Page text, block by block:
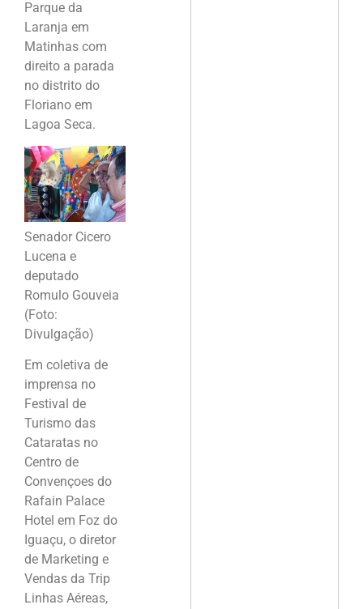
Parque da
Laranja em
Matinhas com
direito a parada
no distrito do
Floriano em
Lagoa Seca.
Senador Cicero
Lucena e
deputado
Romulo Gouveia
(Foto:
Divulgação)
Em coletiva de
imprensa no
Festival de
Turismo das
Cataratas no
Centro de
Convençoes do
Rafain Palace
Hotel em Foz do
Iguaçu, o diretor
de Marketing e
Vendas da Trip
Linhas Aéreas,